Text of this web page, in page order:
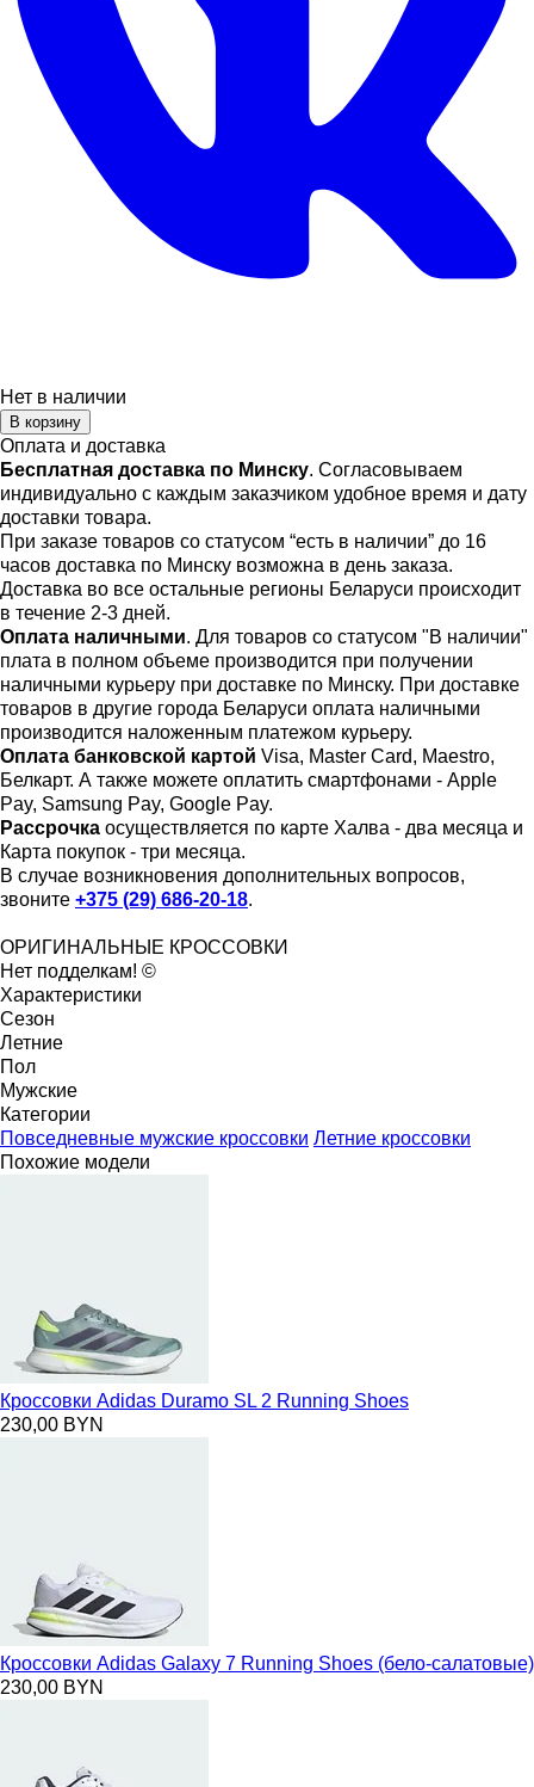
Нет в наличии
В корзину
Оплата и доставка
Бесплатная доставка по Минску. Согласовываем
индивидуально с каждым заказчиком удобное время и дату
доставки товара.
При заказе товаров со статусом “есть в наличии” до 16
часов доставка по Минску возможна в день заказа.
Доставка во все остальные регионы Беларуси происходит
в течение 2-3 дней.
Оплата наличными. Для товаров со статусом "В наличии"
плата в полном объеме производится при получении
наличными курьеру при доставке по Минску. При доставке
товаров в другие города Беларуси оплата наличными
производится наложенным платежом курьеру.
Оплата банковской картой Visa, Master Card, Maestro,
Белкарт. А также можете оплатить смартфонами - Apple
Pay, Samsung Pay, Google Pay.
Рассрочка осуществляется по карте Халва - два месяца и
Карта покупок - три месяца.
В случае возникновения дополнительных вопросов,
звоните +375 (29) 686-20-18.
ОРИГИНАЛЬНЫЕ КРОССОВКИ
Нет подделкам! ©
Характеристики
Сезон
Летние
Пол
Мужские
Категории
Повседневные мужские кроссовки Летние кроссовки
Похожие модели
Кроссовки Adidas Duramo SL 2 Running Shoes
230,00 BYN
Кроссовки Adidas Galaxy 7 Running Shoes (бело-салатовые)
230,00 BYN